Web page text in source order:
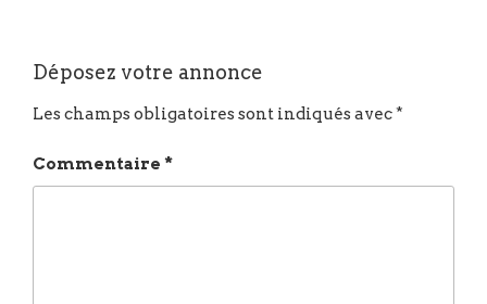
Déposez votre annonce
Les champs obligatoires sont indiqués avec*
Commentaire *